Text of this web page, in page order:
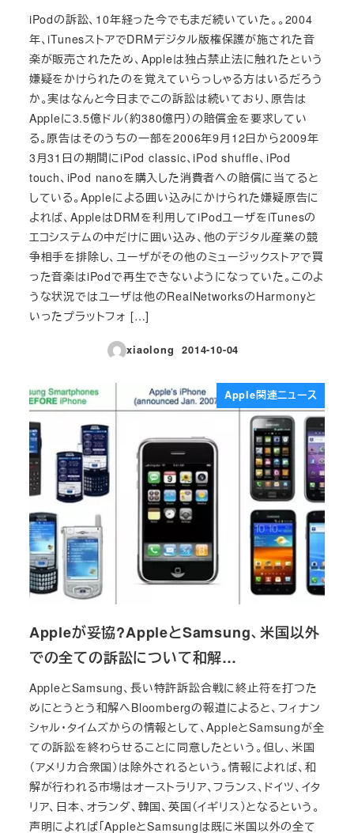
iPodの訴訟、10年経った今でもまだ続いていた。。2004
年、iTunesストアでDRMデジタル版権保護が施された音
楽が販売されたため、Appleは独占禁止法に触れたという
嫌疑をかけられたのを覚えていらっしゃる方はいるだろう
か。実はなんと今日までこの訴訟は続いており、原告は
Appleに3.5億ドル（約380億円）の賠償金を要求してい
る。原告はそのうちの一部を2006年9月12日から2009年
3月31日の期間にiPod classic、iPod shuffle、iPod
touch、iPod nanoを購入した消費者への賠償に当てると
している。Appleによる囲い込みにかけられた嫌疑原告に
よれば、AppleはDRMを利用してiPodユーザをiTunesの
エコシステムの中だけに囲い込み、他のデジタル産業の競
争相手を排除し、ユーザがその他のミュージックストアで買
った音楽はiPodで再生できないようになっていた。このよ
うな状況ではユーザは他のRealNetworksのHarmonyと
いったプラットフォ […]
xiaolong
投稿日
2014-10-04
Apple関連ニュース
Appleが妥協?AppleとSamsung、米国以外
での全ての訴訟について和解…
AppleとSamsung、長い特許訴訟合戦に終止符を打つた
めにとうとう和解へBloombergの報道によると、フィナン
シャル・タイムズからの情報として、AppleとSamsungが全
ての訴訟を終わらせることに同意したという。但し、米国
（アメリカ合衆国）は除外されるという。情報によれば、和
解が行われる市場はオーストラリア、フランス、ドイツ、イタ
リア、日本、オランダ、韓国、英国（イギリス）となるという。
声明によれば「AppleとSamsungは既に米国以外の全て